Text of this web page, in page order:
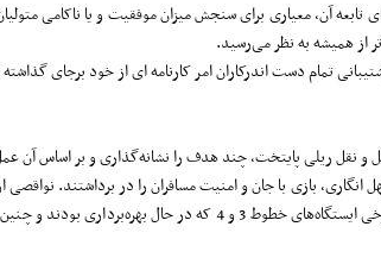
تابعه آن، معیاری برای سنجش میزان موفقیت و یا ناکامی
از همیشه به نظر می‌رسید.
تمام دست اندرکاران امر کارنامه ای از خود برجای
ایمنی مشکل جدی داشته و در صورت سهل انگاری، بازی با جان و امنیت
سامانه‌های اصلی و پشتیبان تامین برق، اشکال در ریل گذاری و ... به این